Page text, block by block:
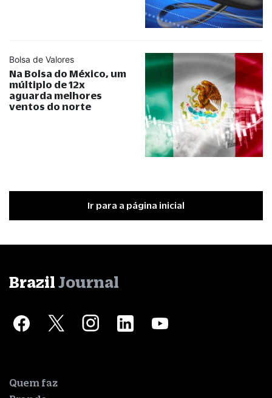
Bolsa de Valores
Na Bolsa do México, um
múltiplo de 12x
aguarda melhores
ventos do norte
Ir para a página inicial
Brazil Journal
Quem faz